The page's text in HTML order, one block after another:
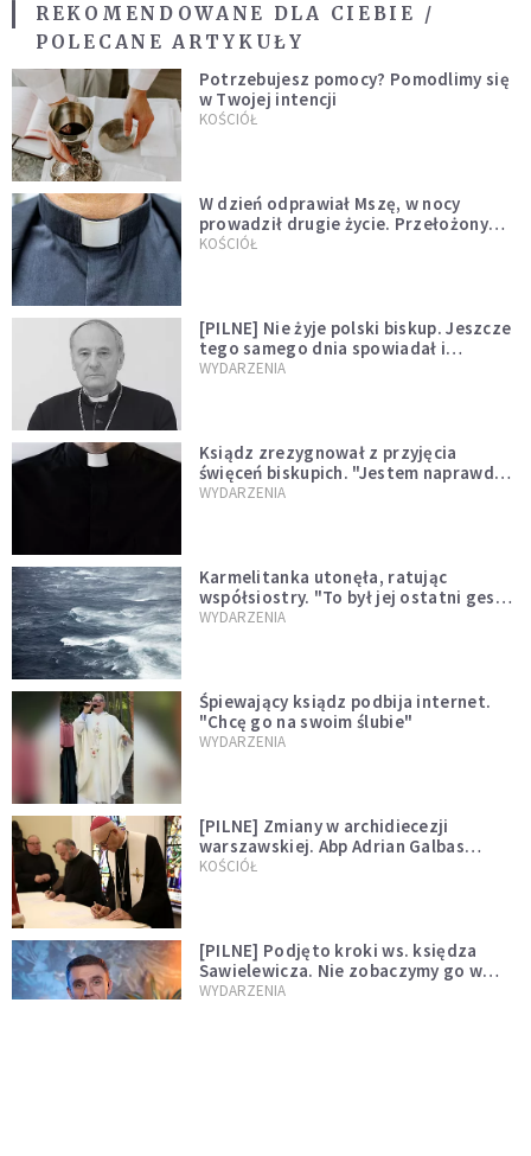
REKOMENDOWANE DLA CIEBIE /
POLECANE ARTYKUŁY
Potrzebujesz pomocy? Pomodlimy się
w Twojej intencji
KOŚCIÓŁ
W dzień odprawiał Mszę, w nocy
prowadził drugie życie. Przełożony
kazał mu opuścić zakon
KOŚCIÓŁ
[PILNE] Nie żyje polski biskup. Jeszcze
tego samego dnia spowiadał i
sprawował Mszę świętą
WYDARZENIA
Ksiądz zrezygnował z przyjęcia
święceń biskupich. "Jestem naprawdę
niegodny"
WYDARZENIA
Karmelitanka utonęła, ratując
współsiostry. "To był jej ostatni gest
miłości"
WYDARZENIA
Śpiewający ksiądz podbija internet.
"Chcę go na swoim ślubie"
WYDARZENIA
[PILNE] Zmiany w archidiecezji
warszawskiej. Abp Adrian Galbas
wręczył dekrety nowym proboszczom
KOŚCIÓŁ
[PILNE] Podjęto kroki ws. księdza
Sawielewicza. Nie zobaczymy go w
mediach
WYDARZENIA